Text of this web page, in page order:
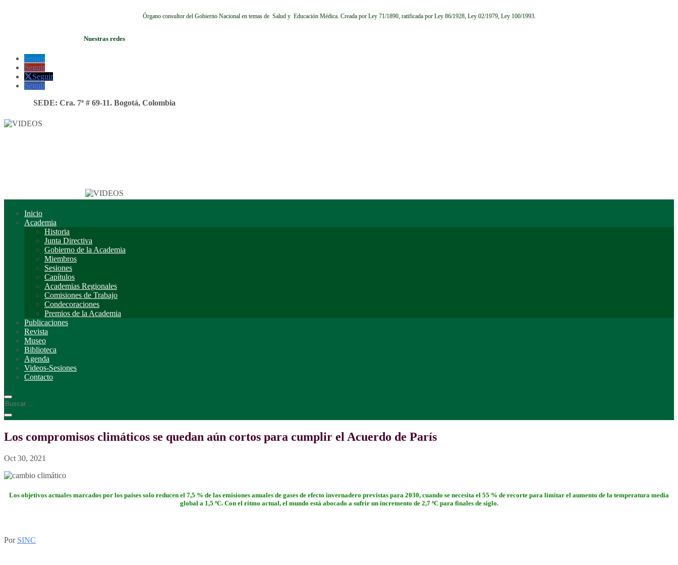
Órgano consultor del Gobierno Nacional en temas de Salud y Educación Médica. Creada por Ley 71/1890, ratificada por Ley 86/1928, Ley 02/1979, Ley 100/1993.
Nuestras redes
Seguir
Seguir
Seguir
Seguir
SEDE: Cra. 7ª # 69-11. Bogotá, Colombia
Inicio
Academia
Historia
Junta Directiva
Gobierno de la Academia
Miembros
Sesiones
Capítulos
Academias Regionales
Comisiones de Trabajo
Condecoraciones
Premios de la Academia
Publicaciones
Revista
Museo
Biblioteca
Agenda
Videos-Sesiones
Contacto
Los compromisos climáticos se quedan aún cortos para cumplir el Acuerdo de París
Oct 30, 2021
Los objetivos actuales marcados por los países solo reducen el 7,5 % de las emisiones anuales de gases de efecto invernadero previstas para 2030, cuando se necesita el 55 % de recorte para limitar el aumento de la temperatura media
global a 1,5 ºC. Con el ritmo actual, el mundo está abocado a sufrir un incremento de 2,7 ºC para finales de siglo.
Por SINC